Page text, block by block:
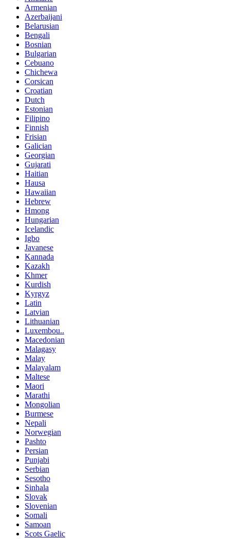
Armenian
Azerbaijani
Belarusian
Bengali
Bosnian
Bulgarian
Cebuano
Chichewa
Corsican
Croatian
Dutch
Estonian
Filipino
Finnish
Frisian
Galician
Georgian
Gujarati
Haitian
Hausa
Hawaiian
Hebrew
Hmong
Hungarian
Icelandic
Igbo
Javanese
Kannada
Kazakh
Khmer
Kurdish
Kyrgyz
Latin
Latvian
Lithuanian
Luxembou..
Macedonian
Malagasy
Malay
Malayalam
Maltese
Maori
Marathi
Mongolian
Burmese
Nepali
Norwegian
Pashto
Persian
Punjabi
Serbian
Sesotho
Sinhala
Slovak
Slovenian
Somali
Samoan
Scots Gaelic